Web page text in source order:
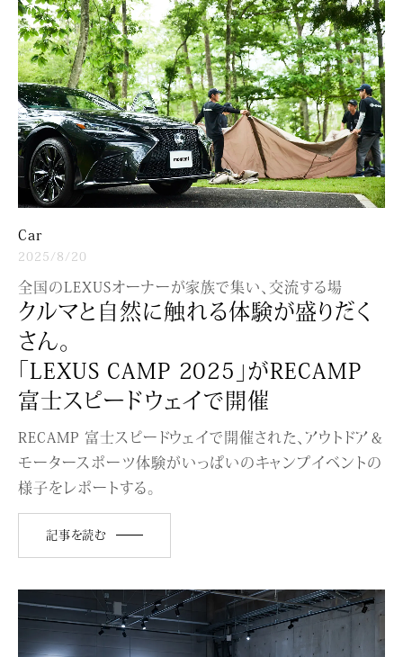
Car
2025/8/20
全国のLEXUSオーナーが家族で集い、交流する場
クルマと自然に触れる体験が盛りだく
さん。
「LEXUS CAMP 2025」がRECAMP
富士スピードウェイで開催
RECAMP 富士スピードウェイで開催された、アウトドア＆
モータースポーツ体験がいっぱいのキャンプイベントの
様子をレポートする。
記事を読む